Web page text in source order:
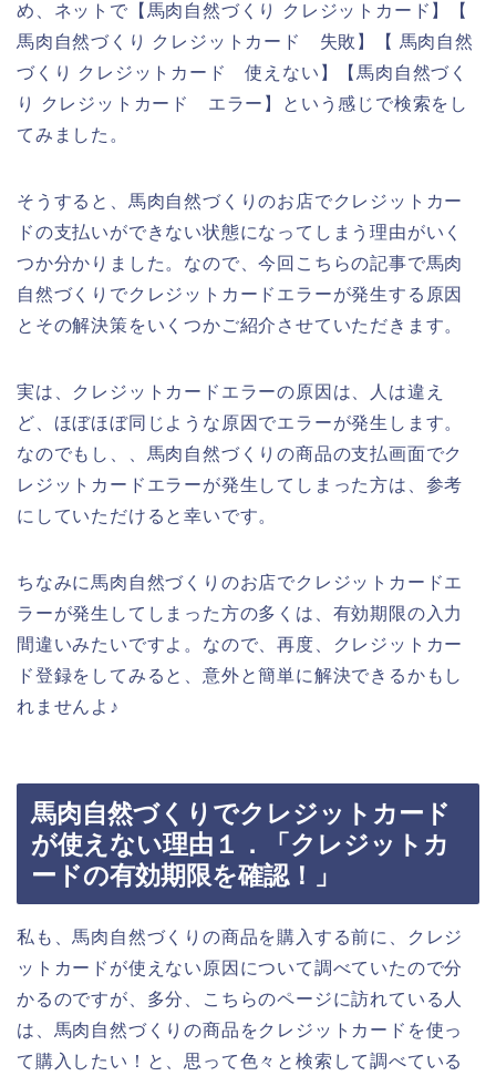
め、ネットで【馬肉自然づくり クレジットカード】【
馬肉自然づくり クレジットカード 失敗】【 馬肉自然
づくり クレジットカード 使えない】【馬肉自然づく
り クレジットカード エラー】という感じで検索をし
てみました。
そうすると、馬肉自然づくりのお店でクレジットカー
ドの支払いができない状態になってしまう理由がいく
つか分かりました。なので、今回こちらの記事で馬肉
自然づくりでクレジットカードエラーが発生する原因
とその解決策をいくつかご紹介させていただきます。
実は、クレジットカードエラーの原因は、人は違え
ど、ほぼほぼ同じような原因でエラーが発生します。
なのでもし、、馬肉自然づくりの商品の支払画面でク
レジットカードエラーが発生してしまった方は、参考
にしていただけると幸いです。
ちなみに馬肉自然づくりのお店でクレジットカードエ
ラーが発生してしまった方の多くは、有効期限の入力
間違いみたいですよ。なので、再度、クレジットカー
ド登録をしてみると、意外と簡単に解決できるかもし
れませんよ♪
馬肉自然づくりでクレジットカード
が使えない理由１．「クレジットカ
ードの有効期限を確認！」
私も、馬肉自然づくりの商品を購入する前に、クレジ
ットカードが使えない原因について調べていたので分
かるのですが、多分、こちらのページに訪れている人
は、馬肉自然づくりの商品をクレジットカードを使っ
て購入したい！と、思って色々と検索して調べている